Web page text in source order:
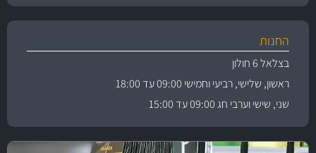
החנות
בצלאל 6 חולון
ראשון, שלישי, רביעי וחמישי 09:00 עד 18:00
שני, שישי וערבי חג 09:00 עד 15:00